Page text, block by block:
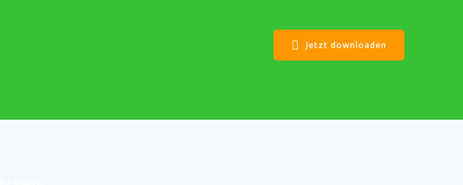
Jetzt downloaden